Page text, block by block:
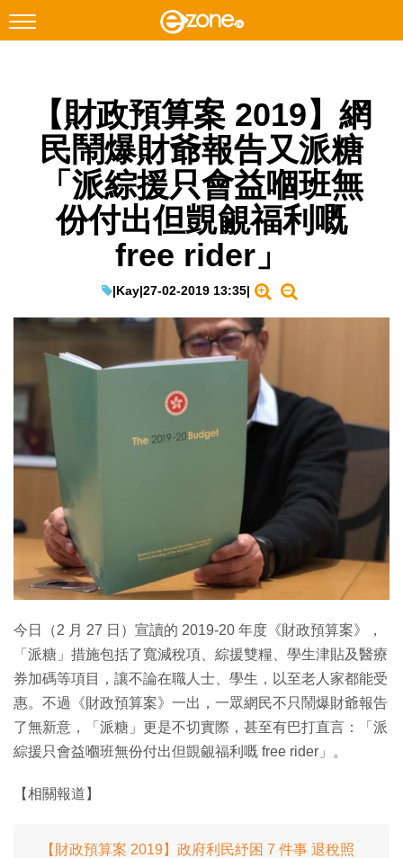
Facebook Instagram
科技焦點
遊戲動漫
IT Times
生成式AI與雲端應用
Enterprise Digital Transformation
特集
【財政預算案 2019】網
民鬧爆財爺報告又派糖
「派綜援只會益嗰班無
份付出但覬覦福利嘅
free rider」
|Kay|27-02-2019 13:35|
今日（2 月 27 日）宣讀的 2019-20 年度《財政預算案》，
「派糖」措施包括了寬減稅項、綜援雙糧、學生津貼及醫療
券加碼等項目，讓不論在職人士、學生，以至老人家都能受
惠。不過《財政預算案》一出，一眾網民不只鬧爆財爺報告
了無新意，「派糖」更是不切實際，甚至有巴打直言：「派
綜援只會益嗰班無份付出但覬覦福利嘅 free rider」。
【相關報道】
【財政預算案 2019】政府利民紓困 7 件事 退稅照